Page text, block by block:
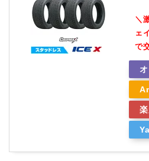
＼
ェ
で